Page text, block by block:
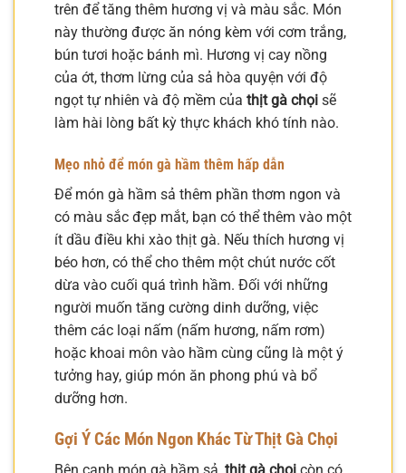
trên để tăng thêm hương vị và màu sắc. Món
này thường được ăn nóng kèm với cơm trắng,
bún tươi hoặc bánh mì. Hương vị cay nồng
của ớt, thơm lừng của sả hòa quyện với độ
ngọt tự nhiên và độ mềm của thịt gà chọi sẽ
làm hài lòng bất kỳ thực khách khó tính nào.
Mẹo nhỏ để món gà hầm thêm hấp dẫn
Để món gà hầm sả thêm phần thơm ngon và
có màu sắc đẹp mắt, bạn có thể thêm vào một
ít dầu điều khi xào thịt gà. Nếu thích hương vị
béo hơn, có thể cho thêm một chút nước cốt
dừa vào cuối quá trình hầm. Đối với những
người muốn tăng cường dinh dưỡng, việc
thêm các loại nấm (nấm hương, nấm rơm)
hoặc khoai môn vào hầm cùng cũng là một ý
tưởng hay, giúp món ăn phong phú và bổ
dưỡng hơn.
Gợi Ý Các Món Ngon Khác Từ Thịt Gà Chọi